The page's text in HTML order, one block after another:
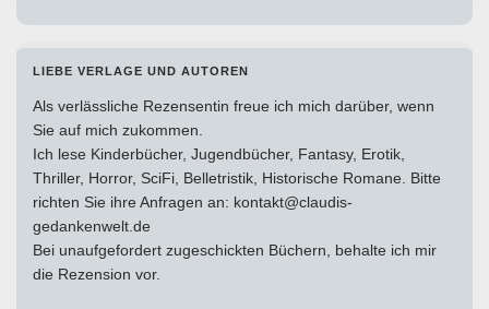
LIEBE VERLAGE UND AUTOREN
Als verlässliche Rezensentin freue ich mich darüber, wenn
Sie auf mich zukommen.
Ich lese Kinderbücher, Jugendbücher, Fantasy, Erotik,
Thriller, Horror, SciFi, Belletristik, Historische Romane. Bitte
richten Sie ihre Anfragen an: kontakt@claudis-
gedankenwelt.de
Bei unaufgefordert zugeschickten Büchern, behalte ich mir
die Rezension vor.